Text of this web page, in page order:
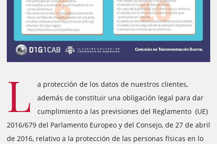
L
a protección de los datos de nuestros clientes,
además de constituir una obligación legal para dar
cumplimiento a las previsiones del Reglamento (UE)
2016/679 del Parlamento Europeo y del Consejo, de 27 de abril
de 2016, relativo a la protección de las personas físicas en lo